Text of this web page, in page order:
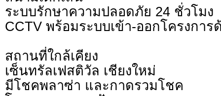
ระบบรักษาความปลอดภัย 24 ชั่วโมง
CCTV พร้อมระบบเข้า-ออกโครงการ
สถานที่ใกล้เคียง
เซ็นทรัลเฟสติวัล เชียงใหม่
มีโชคพลาซ่า และกาดรวมโชค